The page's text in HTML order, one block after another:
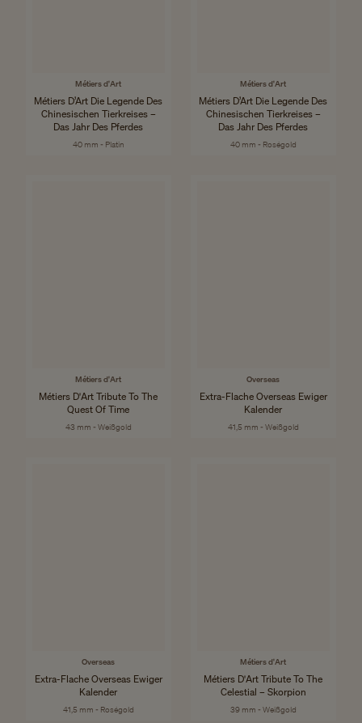
Métiers d'Art
Métiers D’Art Die Legende Des
Chinesischen Tierkreises –
Das Jahr Des Pferdes
40 mm - Platin
Métiers d'Art
Métiers D’Art Die Legende Des
Chinesischen Tierkreises –
Das Jahr Des Pferdes
40 mm - Roségold
Métiers d'Art
Métiers D'Art Tribute To The
Quest Of Time
43 mm - Weißgold
Overseas
Extra-Flache Overseas Ewiger
Kalender
41,5 mm - Weißgold
Overseas
Extra-Flache Overseas Ewiger
Kalender
41,5 mm - Roségold
Métiers d'Art
Métiers D'Art Tribute To The
Celestial – Skorpion
39 mm - Weißgold